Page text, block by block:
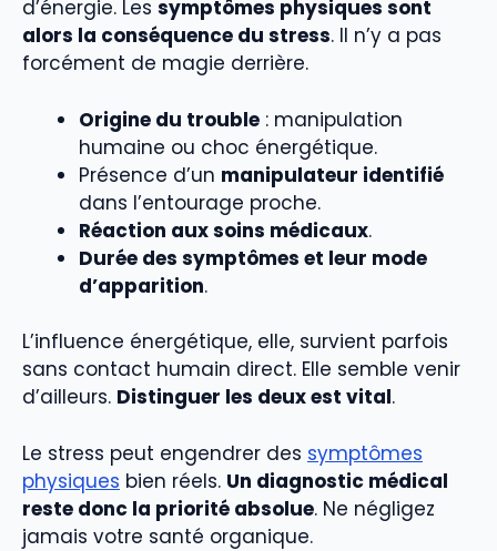
d’énergie. Les symptômes physiques sont
alors la conséquence du stress. Il n’y a pas
forcément de magie derrière.
Origine du trouble : manipulation
humaine ou choc énergétique.
Présence d’un manipulateur identifié
dans l’entourage proche.
Réaction aux soins médicaux.
Durée des symptômes et leur mode
d’apparition.
L’influence énergétique, elle, survient parfois
sans contact humain direct. Elle semble venir
d’ailleurs. Distinguer les deux est vital.
Le stress peut engendrer des symptômes
physiques bien réels. Un diagnostic médical
reste donc la priorité absolue. Ne négligez
jamais votre santé organique.